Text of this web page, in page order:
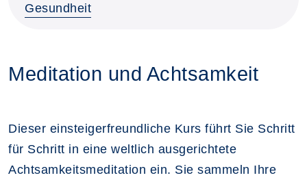
Gesundheit
Meditation und Achtsamkeit
Dieser einsteigerfreundliche Kurs führt Sie Schritt
für Schritt in eine weltlich ausgerichtete
Achtsamkeitsmeditation ein. Sie sammeln Ihre